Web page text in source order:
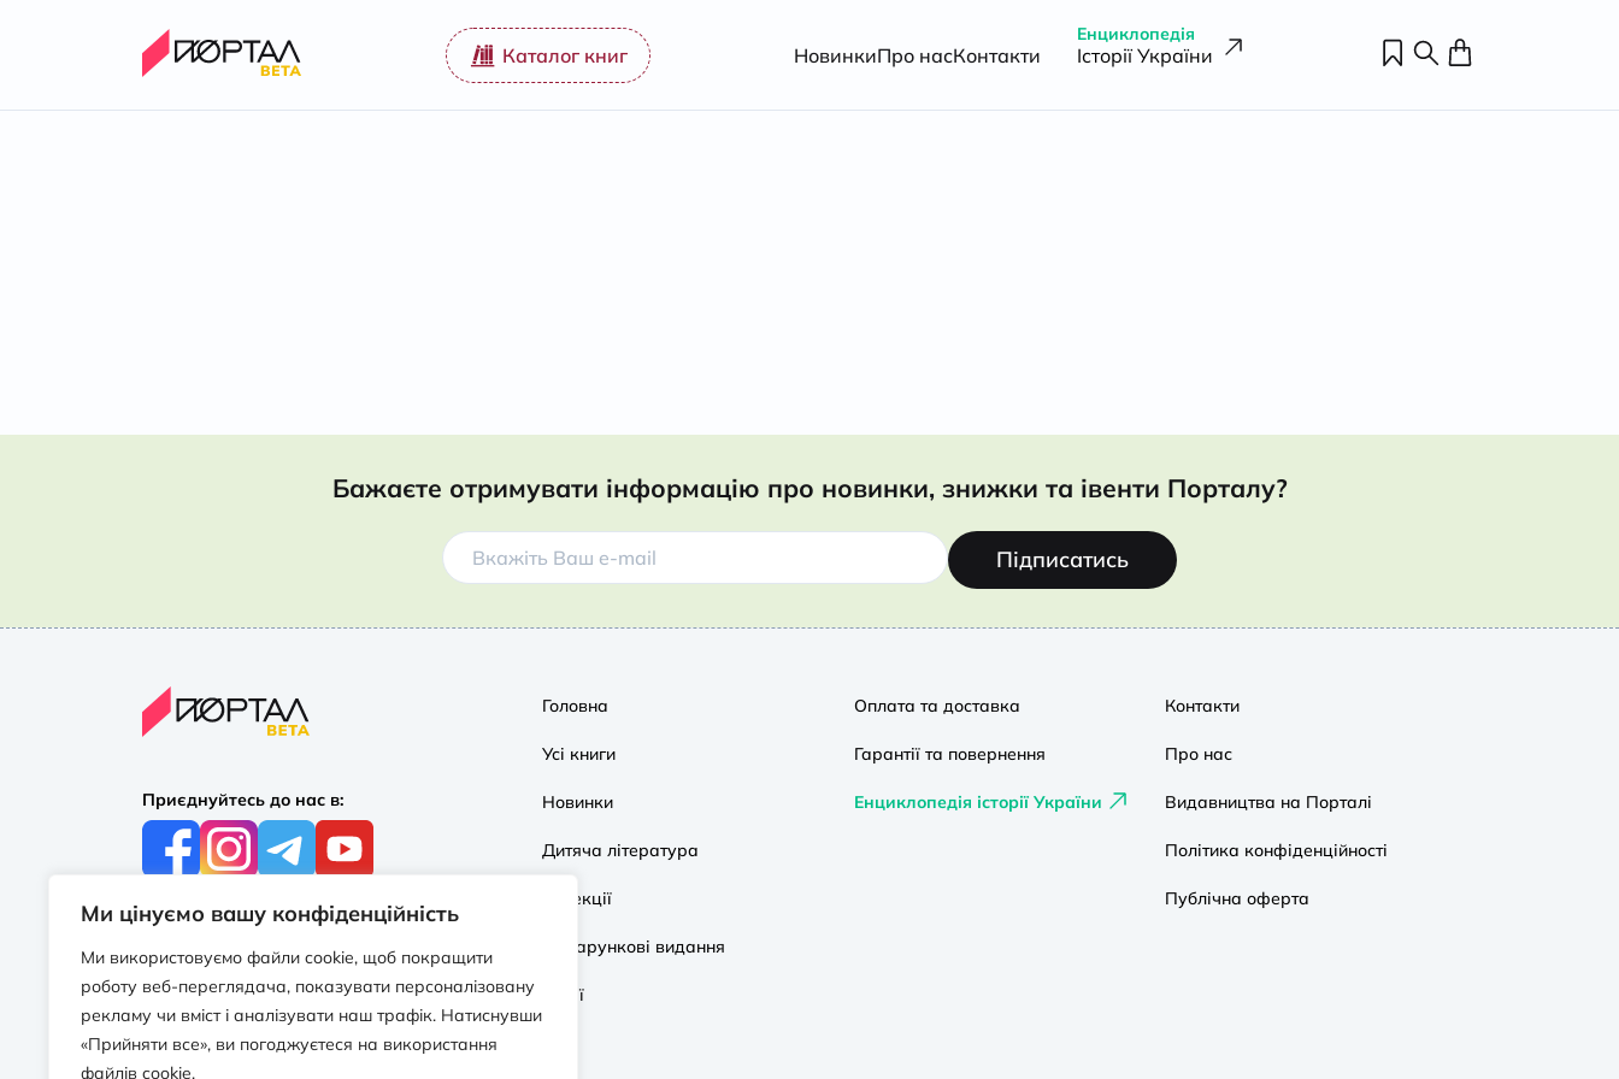
Ми цінуємо вашу конфіденційність
Ми використовуємо файли cookie, щоб покращити
роботу веб-переглядача, показувати персоналізовану
рекламу чи вміст і аналізувати наш трафік. Натиснувши
«Прийняти все», ви погоджуєтеся на використання
файлів cookie.
Каталог книг НовинкиПро насКонтакти
Енциклопедія
Історії України
Бажаєте отримувати інформацію про новинки, знижки та івенти Порталу?
Підписатись
Приєднуйтесь до нас в:
З усіх питань:
+38 097 244 16 56
info@portalbooks.com.ua
Працюємо в будні з 10:00 до 18:00
З приводу співпраці:
Головна
Усі книги
Новинки
Дитяча література
Колекції
Подарункові видання
Акції
Оплата та доставка
Гарантії та повернення
Енциклопедія історії України
Контакти
Про нас
Видавництва на Порталі
Політика конфіденційності
Публічна оферта